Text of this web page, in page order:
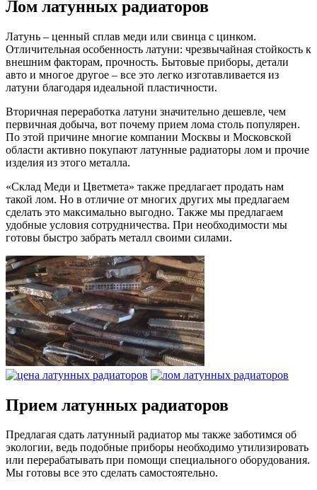
Лом латунных радиаторов
Латунь – ценный сплав меди или свинца с цинком.
Отличительная особенность латуни: чрезвычайная стойкость к
внешним факторам, прочность. Бытовые приборы, детали
авто и многое другое – все это легко изготавливается из
латуни благодаря идеальной пластичности.
Вторичная переработка латуни значительно дешевле, чем
первичная добыча, вот почему прием лома столь популярен.
По этой причине многие компании Москвы и Московской
области активно покупают латунные радиаторы лом и прочие
изделия из этого металла.
«Склад Меди и Цветмета» также предлагает продать нам
такой лом. Но в отличие от многих других мы предлагаем
сделать это максимально выгодно. Также мы предлагаем
удобные условия сотрудничества. При необходимости мы
готовы быстро забрать металл своими силами.
Прием латунных радиаторов
Предлагая сдать латунный радиатор мы также заботимся об
экологии, ведь подобные приборы необходимо утилизировать
или перерабатывать при помощи специального оборудования.
Мы готовы все это сделать самостоятельно.